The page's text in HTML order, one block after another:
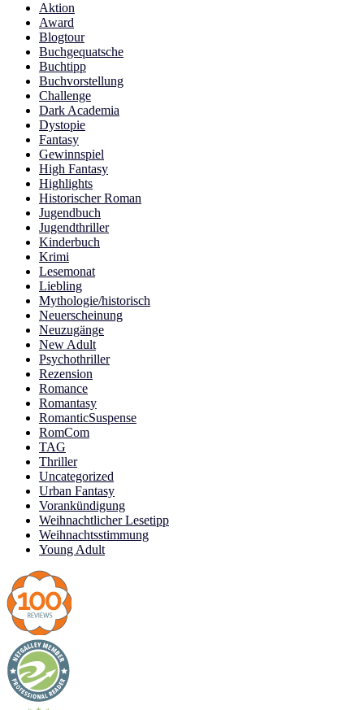
Aktion
Award
Blogtour
Buchgequatsche
Buchtipp
Buchvorstellung
Challenge
Dark Academia
Dystopie
Fantasy
Gewinnspiel
High Fantasy
Highlights
Historischer Roman
Jugendbuch
Jugendthriller
Kinderbuch
Krimi
Lesemonat
Liebling
Mythologie/historisch
Neuerscheinung
Neuzugänge
New Adult
Psychothriller
Rezension
Romance
Romantasy
RomanticSuspense
RomCom
TAG
Thriller
Uncategorized
Urban Fantasy
Vorankündigung
Weihnachtlicher Lesetipp
Weihnachtsstimmung
Young Adult